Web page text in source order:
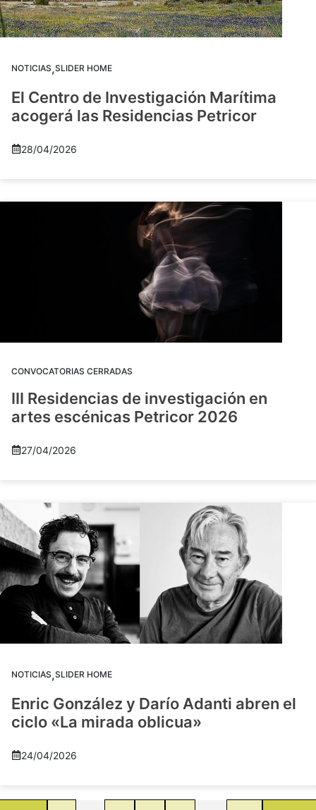
NOTICIAS,SLIDER HOME
El Centro de Investigación Marítima
acogerá las Residencias Petricor
28/04/2026
CONVOCATORIAS CERRADAS
III Residencias de investigación en
artes escénicas Petricor 2026
27/04/2026
NOTICIAS,SLIDER HOME
Enric González y Darío Adanti abren el
ciclo «La mirada oblicua»
24/04/2026